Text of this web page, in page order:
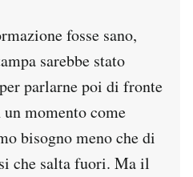
fosse sano,
sarebbe stato
parlarne poi di fronte
momento come
bisogno meno che di
che salta fuori. Ma il